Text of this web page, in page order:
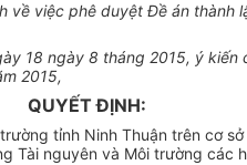
về việc phê duyệt Đề án
18 ngày 8 tháng 2015, ý
2015,
QUYẾT ĐỊNH:
tỉnh Ninh Thuận trên cơ
Tài nguyên và Môi trường các